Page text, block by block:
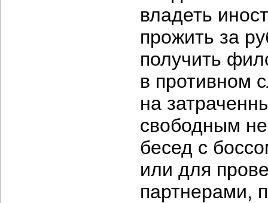
владеть
прожить за
получить
в противном
на
свободным
бесед с
или для
партнерами,